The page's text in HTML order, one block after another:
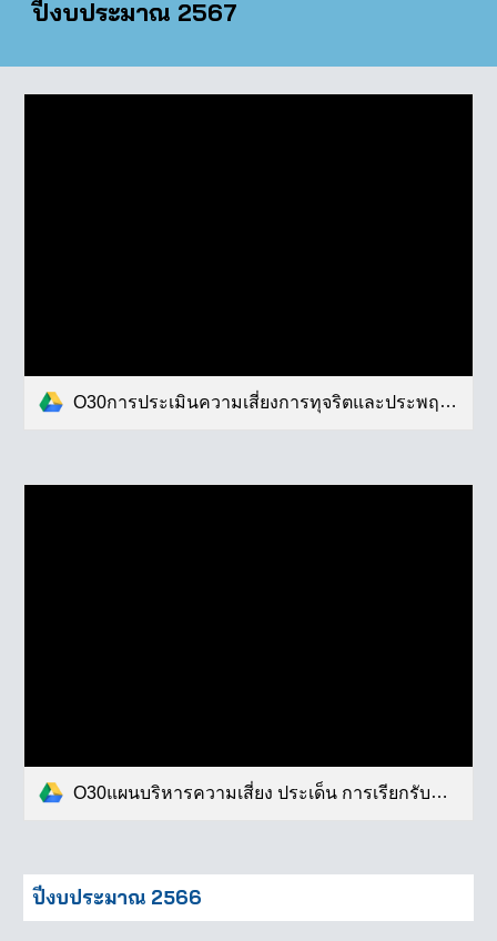
ปีงบประมาณ 2567
O30การประเมินความเสี่ยงการทุจริตและประพฤติมิชอบประจำปี.pdf
O30แผนบริหารความเสี่ยง ประเด็น การเรียกรับสินบน.pdf
ปีงบประมาณ 2566